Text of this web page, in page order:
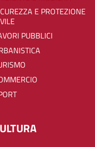
PUBBLICI